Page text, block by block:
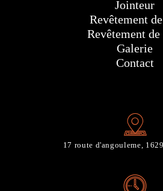
Jointeur
Revêtement
Revêtement
Galerie
Contact
17 route d'angouleme,